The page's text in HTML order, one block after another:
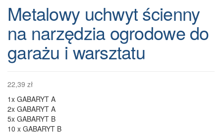
Metalowy uchwyt ścienny
na narzędzia ogrodowe do
garażu i warsztatu
22,39 zł
1x GABARYT A
2x GABARYT A
5x GABARYT B
10 x GABARYT B